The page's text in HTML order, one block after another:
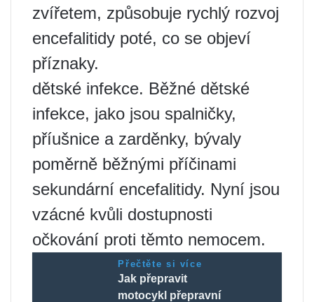
zvířetem, způsobuje rychlý rozvoj
encefalitidy poté, co se objeví
příznaky.
dětské infekce. Běžné dětské
infekce, jako jsou spalničky,
příušnice a zarděnky, bývaly
poměrně běžnými příčinami
sekundární encefalitidy. Nyní jsou
vzácné kvůli dostupnosti
očkování proti těmto nemocem.
Přečtěte si více
Jak přepravit
motocykl přepravní